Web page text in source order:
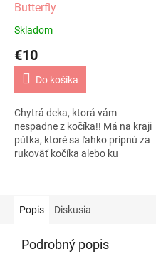
Butterfly
Skladom
€10
Do košíka
Chytrá deka, ktorá vám
nespadne z kočíka!! Má na kraji
pútka, ktoré sa ľahko pripnú za
rukoväť kočíka alebo ku
Popis Diskusia
Podrobný popis